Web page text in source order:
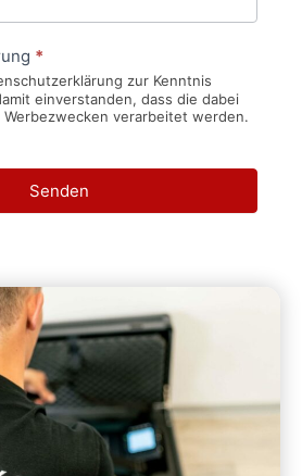
*
zur Kenntnis
einverstanden, dass die dabei
verarbeitet werden.
Senden